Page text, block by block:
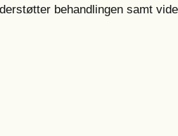
behandlingen samt